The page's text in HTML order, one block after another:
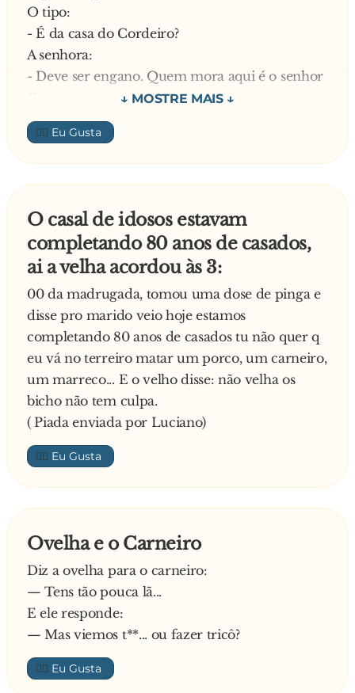
O tipo:
- É da casa do Cordeiro?
A senhora:
- Deve ser engano. Quem mora aqui é o senhor
O tipo:
- Tchiii! Como o tem passa
—
👍🏼
O casal de idosos estavam
completando 80 anos de casados,
ai a velha acordou às 3:
00 da madrugada, tomou uma dose de pinga e
disse pro marido veio hoje estamos
completando 80 anos de casados tu não quer q
eu vá no terreiro matar um porco, um carneiro,
um marreco... E o velho disse: não velha os
bicho não tem culpa.
( Piada enviada por Luciano)
👍🏼
Ovelha e o Carneiro
Diz a ovelha para o carneiro:
— Tens tão pouca lã...
E ele responde:
— Mas viemos t**... ou fazer tricô?
👍🏼